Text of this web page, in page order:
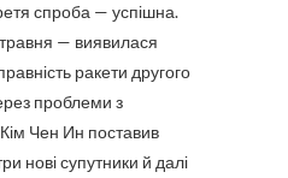
спроба — успішна.
— виявилася
ракети другого
проблеми з
Чен Ин поставив
нові супутники й далі